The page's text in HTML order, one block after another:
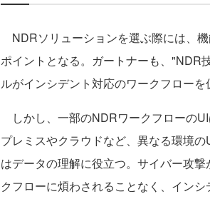
NDRソリューションを選ぶ際には、
ポイントとなる。ガートナーも、"NDR
ルがインシデント対応のワークフロー
しかし、一部のNDRワークフローの
プレミスやクラウドなど、異なる環境
はデータの理解に役立つ。サイバー攻
クフローに煩わされることなく、インシ